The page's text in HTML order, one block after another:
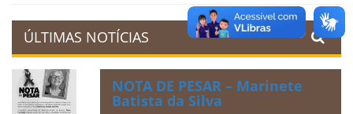
ÚLTIMAS NOTÍCIAS
NOTA DE PESAR – Marinete
Batista da Silva